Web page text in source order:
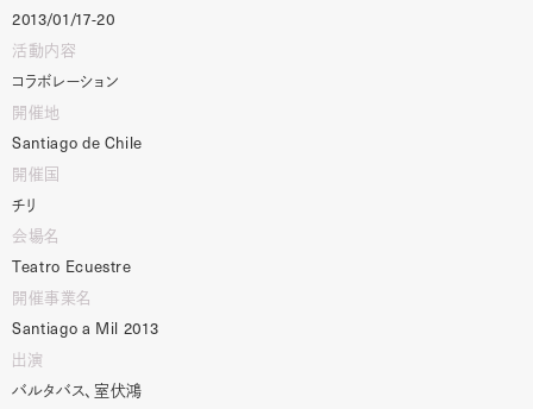
2013/01/17-20
活動内容
コラボレーション
開催地
Santiago de Chile
開催国
チリ
会場名
Teatro Ecuestre
開催事業名
Santiago a Mil 2013
出演
バルタバス、室伏鴻